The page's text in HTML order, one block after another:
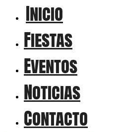
Inicio
Fiestas
Eventos
Noticias
Contacto